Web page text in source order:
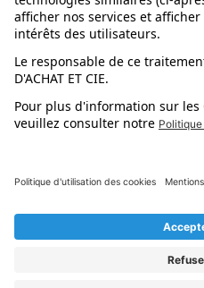
Évènements
L'application mobile